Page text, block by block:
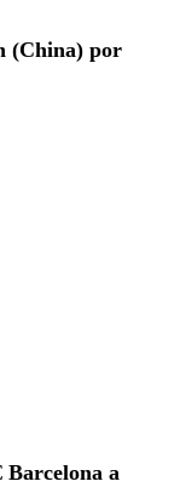
(China) por
Barcelona a